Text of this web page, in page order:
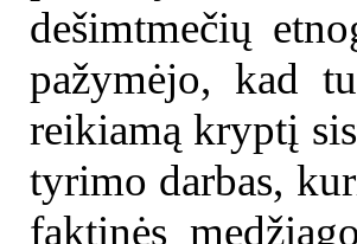
dešimtmečių
pažymėjo, kad
reikiamą kryptį
tyrimo darbas,
faktinės